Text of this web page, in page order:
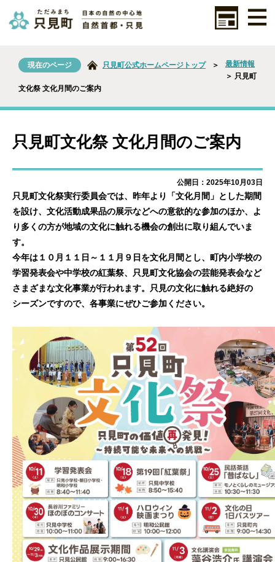
現在のページ 只見町公式ホームページトップ ＞
最新情報
＞ 只見町
文化祭 文化月間のご案内
只見町文化祭 文化月間のご案内
公開日：2025年10月03日
只見町文化祭実行委員会では、昨年より「文化月間」とした期間
を設け、文化活動成果品の展示などへの意欲的な参加のほか、よ
り多くの方が地域の文化に触れる機会の創出に取り組んでいま
す。
今年は１０月１１日～１１月９日を文化月間とし、町内小学校の
学習発表会や中学校の紅葉祭、只見町文化協会の芸能発表会など
さまざまな文化事業が行われます。
只見の文化に触れる絶好の
シーズンですので、 各事業にぜひご参加ください。